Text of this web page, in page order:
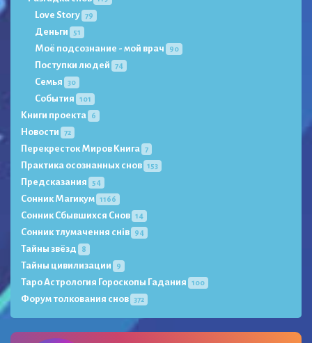
Love Story 79
Деньги 51
Моё подсознание - мой врач 90
Поступки людей 74
Семья 30
События 101
Книги проекта 6
Новости 72
Перекресток Миров Книга 7
Практика осознанных снов 153
Предсказания 54
Сонник Магикум 1166
Сонник Сбывшихся Снов 14
Сонник тлумачення снів 94
Тайны звёзд 8
Тайны цивилизации 9
Таро Астрология Гороскопы Гадания 100
Форум толкования снов 372